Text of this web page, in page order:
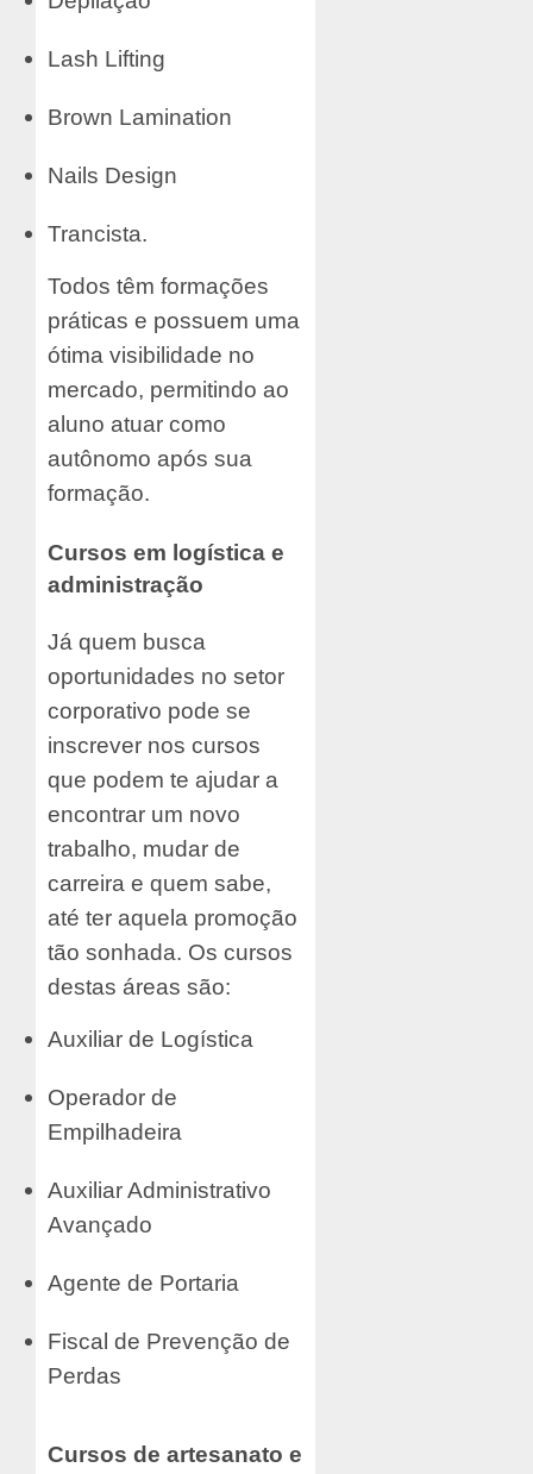
Lash Lifting
Brown Lamination
Nails Design
Trancista.
Todos têm formações
práticas e possuem uma
ótima visibilidade no
mercado, permitindo ao
aluno atuar como
autônomo após sua
formação.
Cursos em logística e
administração
Já quem busca
oportunidades no setor
corporativo pode se
inscrever nos cursos
que podem te ajudar a
encontrar um novo
trabalho, mudar de
carreira e quem sabe,
até ter aquela promoção
tão sonhada. Os cursos
destas áreas são:
Auxiliar de Logística
Operador de
Empilhadeira
Auxiliar Administrativo
Avançado
Agente de Portaria
Fiscal de Prevenção de
Perdas
Cursos de artesanato e